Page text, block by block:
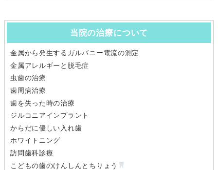
当院の治療について
金属から発生するガルバニー電流の測定
金属アレルギーと脱毛症
虫歯の治療
歯周病治療
歯を失った時の治療
ジルコニアインプラント
からだに優しい入れ歯
ホワイトニング
訪問歯科診療
こどもの歯のけんしんとちりょう